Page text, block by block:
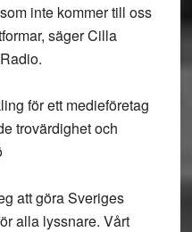
inte kommer till oss
säger Cilla
för ett medieföretag
trovärdighet och
att göra Sveriges
alla lyssnare. Vårt